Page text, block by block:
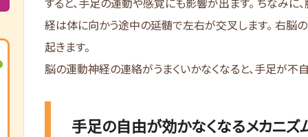
経は体に向かう途中の延髄で左右が交叉します。 右脳
起きます。
脳の運動神経の連絡がうまくいかなくなると、手足が不
手足の自由が効かなくなるメカニズ